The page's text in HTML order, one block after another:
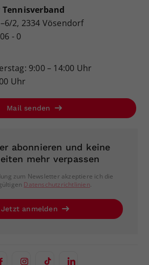
2, 2334 Vösendorf
- 0
9:00 – 14:00 Uhr
Uhr
Mail senden
abonnieren und keine
mehr verpassen
zum Newsletter akzeptiere ich die
Datenschutzrichtlinien.
Jetzt anmelden